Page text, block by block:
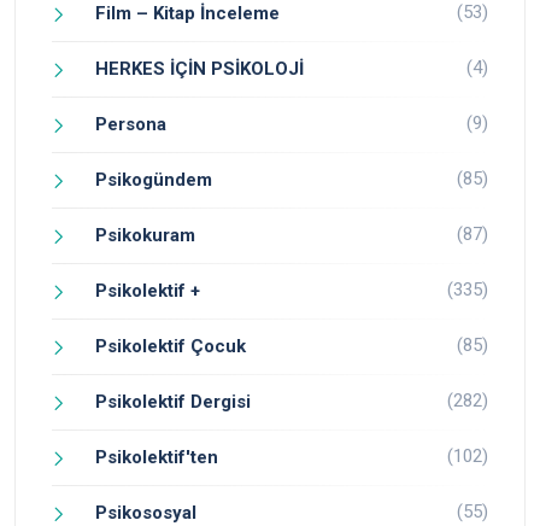
Film – Kitap İnceleme (53)
HERKES İÇİN PSİKOLOJİ (4)
Persona (9)
Psikogündem (85)
Psikokuram (87)
Psikolektif + (335)
Psikolektif Çocuk (85)
Psikolektif Dergisi (282)
Psikolektif'ten (102)
Psikososyal (55)